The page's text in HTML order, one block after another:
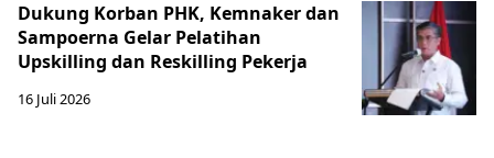
Dukung Korban PHK, Kemnaker dan
Sampoerna Gelar Pelatihan
Upskilling dan Reskilling Pekerja
16 Juli 2026